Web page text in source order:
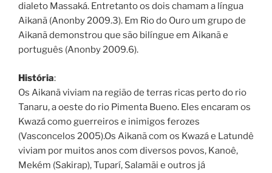
dialeto Massaká. Entretanto os dois chamam a língua
Aikanã (Anonby 2009.3). Em Rio do Ouro um grupo de
Aikanã demonstrou que são bilíngue em Aikanã e
português (Anonby 2009.6).
História:
Os Aikanã viviam na região de terras ricas perto do rio
Tanaru, a oeste do rio Pimenta Bueno. Eles encaram os
Kwazá como guerreiros e inimigos ferozes
(Vasconcelos 2005).Os Aikanã com os Kwazá e Latundê
viviam por muitos anos com diversos povos, Kanoê,
Mekém (Sakirap), Tuparí, Salamãi e outros já